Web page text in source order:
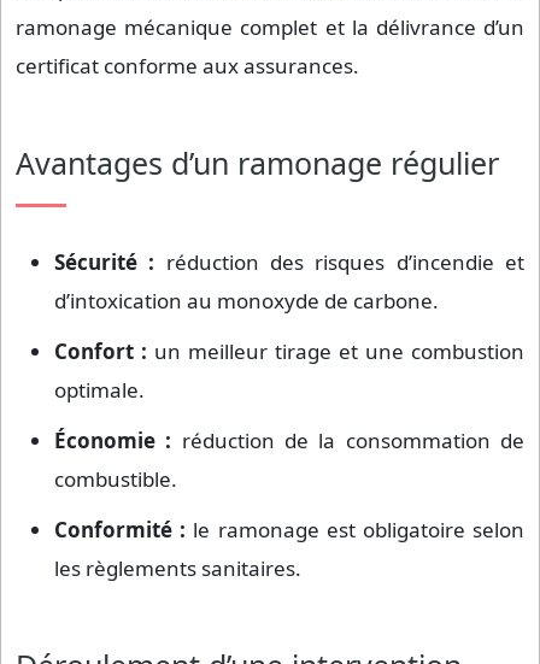
ramonage mécanique complet et la délivrance d’un
certificat conforme aux assurances.
Avantages d’un ramonage régulier
Sécurité : réduction des risques d’incendie et
d’intoxication au monoxyde de carbone.
Confort : un meilleur tirage et une combustion
optimale.
Économie : réduction de la consommation de
combustible.
Conformité : le ramonage est obligatoire selon
les règlements sanitaires.